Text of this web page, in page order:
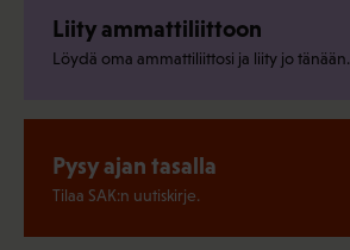
Liity ammattiliittoon
Löydä oma ammattiliittosi ja liity jo tänään.
Pysy ajan tasalla
Tilaa SAK:n uutiskirje.